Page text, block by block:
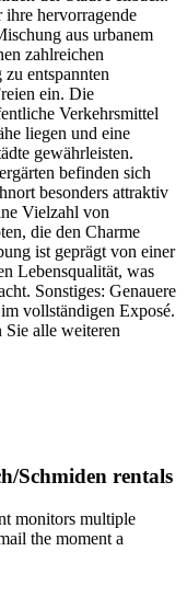
ihre hervorragende
aus urbanem
zahlreichen
entspannten
ein. Die
Verkehrsmittel
liegen und eine
gewährleisten.
befinden sich
besonders attraktiv
Vielzahl von
die den Charme
ist geprägt von einer
Lebensqualität, was
Sonstiges: Genauere
vollständigen Exposé.
Sie alle weiteren
Schmiden rentals
monitors multiple
the moment a